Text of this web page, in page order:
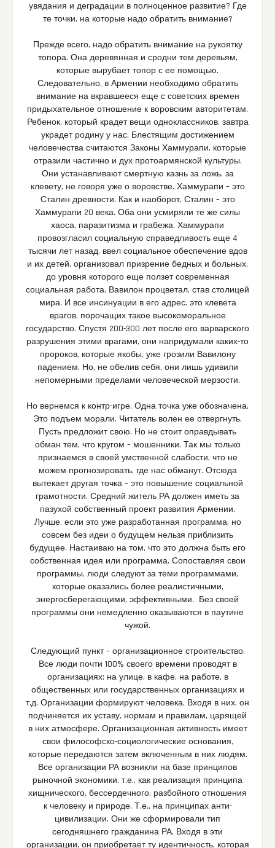
увядания и деградации в полноценное развитие? Где
те точки, на которые надо обратить внимание?
Прежде всего, надо обратить внимание на рукоятку
топора. Она деревянная и сродни тем деревьям,
которые вырубает топор с ее помощью.
Следовательно, в Армении необходимо обратить
внимание на вкравшееся еще с советских времен
придыхательное отношение к воровским авторитетам.
Ребенок, который крадет вещи одноклассников, завтра
украдет родину у нас. Блестящим достижением
человечества считаются Законы Хаммурапи, которые
отразили частично и дух протоармянской культуры.
Они устанавливают смертную казнь за ложь, за
клевету, не говоря уже о воровстве. Хаммурапи – это
Сталин древности. Как и наоборот, Сталин – это
Хаммурапи 20 века. Оба они усмиряли те же силы
хаоса, паразитизма и грабежа. Хаммурапи
провозгласил социальную справедливость еще 4
тысячи лет назад, ввел социальное обеспечение вдов
и их детей, организовал призрение бедных и больных,
до уровня которого еще ползет современная
социальная работа. Вавилон процветал, став столицей
мира. И все инсинуации в его адрес, это клевета
врагов, порочащих такое высокоморальное
государство. Спустя 200-300 лет после его варварского
разрушения этими врагами, они напридумали каких-то
пророков, которые якобы, уже грозили Вавилону
падением. Но, не обелив себя, они лишь удивили
непомерными пределами человеческой мерзости.
Но вернемся к контр-игре. Одна точка уже обозначена.
Это подъем морали. Читатель волен ее отвергнуть.
Пусть предложит свою. Но не стоит оправдывать
обман тем, что кругом – мошенники. Так мы только
признаемся в своей умственной слабости, что не
можем прогнозировать, где нас обманут. Отсюда
вытекает другая точка – это повышение социальной
грамотности. Средний житель РА должен иметь за
пазухой собственный проект развития Армении.
Лучше, если это уже разработанная программа, но
совсем без идеи о будущем нельзя приблизить
будущее. Настаиваю на том, что это должна быть его
собственная идея или программа. Сопоставляя свои
программы, люди следуют за теми программами,
которые оказались более реалистичными,
энергосберегающими, эффективными. Без своей
программы они немедленно оказываются в паутине
чужой.
Следующий пункт – организационное строительство.
Все люди почти 100% своего времени проводят в
организациях: на улице, в кафе, на работе, в
общественных или государственных организациях и
т.д. Организации формируют человека. Входя в них, он
подчиняется их уставу, нормам и правилам, царящей
в них атмосфере. Организационная активность имеет
свои философско-социологические основания,
которые передаются затем включенным в них людям.
Все организации РА возникли на базе принципов
рыночной экономики, т.е., как реализация принципа
хищнического, бессердечного, разбойного отношения
к человеку и природе. Т.е., на принципах анти-
цивилизации. Они же сформировали тип
сегодняшнего гражданина РА. Входя в эти
организации, он приобретает ту идентичность, которая